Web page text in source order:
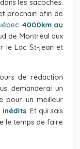
les sacoches.
prochain afin de
. 4000km au
de Montréal aux
le Lac St-jean et
de rédaction
demanderai un
pour un meilleur
. Et qui sais
le temps de faire